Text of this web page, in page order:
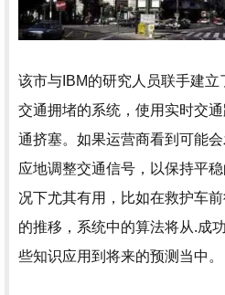
该市与IBM的研究人员联手建
交通拥堵的系统，使用实时交
通挤塞。如果运营商看到可能
应地调整交通信号，以保持平
况下尤其有用，比如在救护车
的推移，系统中的算法将从.成
些知识应用到将来的预测当中。